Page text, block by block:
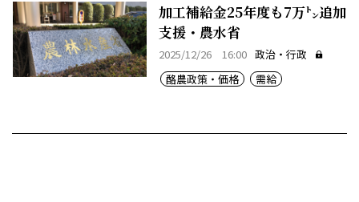
加工補給金25年度も7万㌧追加
支援・農水省
2025/12/26 16:00 政治・行政
酪農政策・価格
需給